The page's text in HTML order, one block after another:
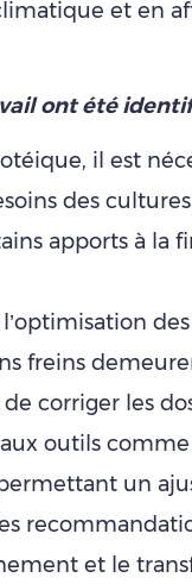
et en
ont été
il est
des
apports à la
freins
corriger les
outils
un
et le